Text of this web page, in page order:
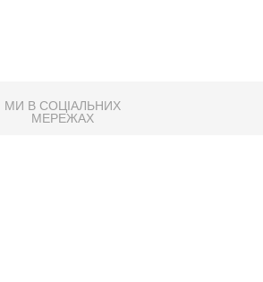
МИ В СОЦІАЛЬНИХ
МЕРЕЖАХ